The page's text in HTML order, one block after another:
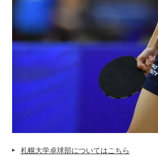
札幌大学卓球部についてはこちら